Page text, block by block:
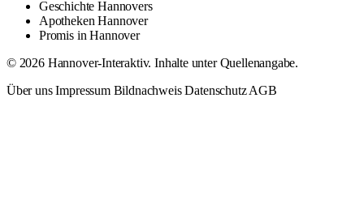
Geschichte Hannovers
Apotheken Hannover
Promis in Hannover
© 2026 Hannover-Interaktiv. Inhalte unter Quellenangabe.
Über uns Impressum Bildnachweis Datenschutz AGB